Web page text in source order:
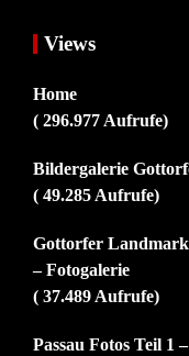
Views
Home
( 296.977 Aufrufe)
Bildergalerie
( 49.285 Aufrufe)
Gottorfer
– Fotogalerie
( 37.489 Aufrufe)
Passau Fotos Teil 1